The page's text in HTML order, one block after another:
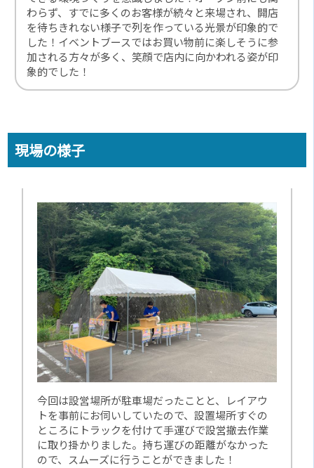
わらず、すでに多くのお客様が続々と来場され、開店
を待ちきれない様子で列を作っている光景が印象的で
した！イベントブースではお買い物前に楽しそうに参
加される方々が多く、笑顔で店内に向かわれる姿が印
象的でした！
現場の様子
今回は設営場所が駐車場だったことと、レイアウ
トを事前にお伺いしていたので、設置場所すぐの
ところにトラックを付けて手運びで設営撤去作業
に取り掛かりました。持ち運びの距離がなかった
ので、スムーズに行うことができました！